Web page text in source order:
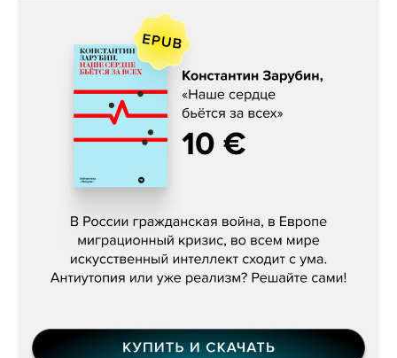
Константин Зарубин, «Наше сердце